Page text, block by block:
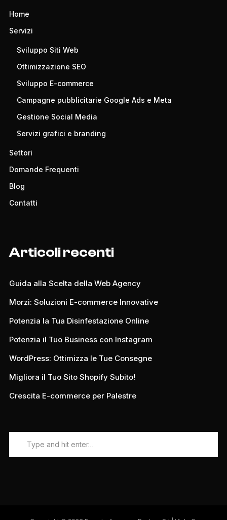
Home
Servizi
Sviluppo Siti Web
Ottimizzazione SEO
Sviluppo E-commerce
Campagne pubblicitarie Google Ads e Meta
Gestione Social Media
Servizi grafici e branding
Settori
Domande Frequenti
Blog
Contatti
Articoli recenti
Guida alla Scelta della Web Agency
Morzi: Soluzioni E-commerce Innovative
Potenzia la Tua Disinfestazione Online
Potenzia il Tuo Business con Instagram
WordPress: Ottimizza le Tue Consegne
Migliora il Tuo Sito Shopify Subito!
Crescita E-commerce per Palestre